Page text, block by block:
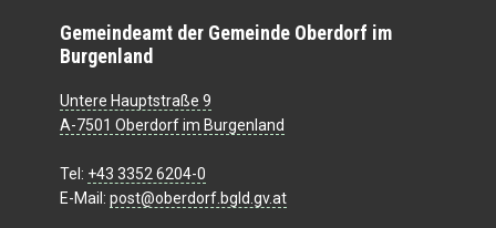
Gemeindeamt der Gemeinde Oberdorf im
Burgenland
Untere Hauptstraße 9
A-7501 Oberdorf im Burgenland
Tel: +43 3352 6204-0
E-Mail: post@oberdorf.bgld.gv.at